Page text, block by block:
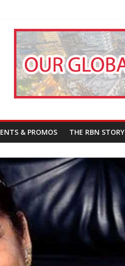
Our Understanding of Justice
& PROMOS THE RBN STORY